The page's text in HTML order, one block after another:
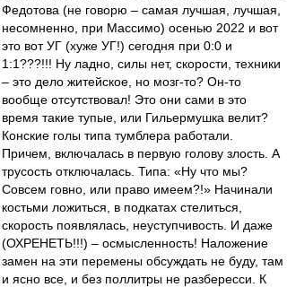
Федотова (не говорю – самая лучшая, лучшая,
несомненно, при Массимо) осенью 2022 и вот
это вот УГ (хуже УГ!) сегодня при 0:0 и
1:1???!!! Ну ладно, силы нет, скорости, техники
– это дело житейское, но мозг-то? Он-то
вообще отсутствовал! Это они сами в это
время такие тупые, или Гильермушка велит?
Конские голы типа тумблера работали.
Причем, включалась в первую голову злость. А
трусость отключалась. Типа: «Ну что мы?
Совсем говно, или право имеем?!» Начинали
костьми ложиться, в подкатах стелиться,
скорость появлялась, неуступчивость. И даже
(ОХРЕНЕТЬ!!!) – осмысленность! Наложение
замен на эти перемены обсуждать не буду, там
и ясно все, и без поллитры не разбересси. К